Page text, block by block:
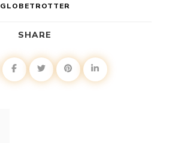
GLOBETROTTER
SHARE